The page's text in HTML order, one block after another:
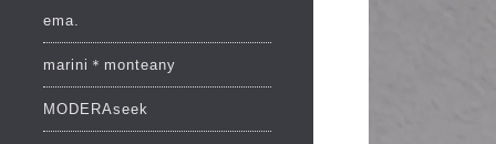
ema.
marini＊monteany
MODERAseek